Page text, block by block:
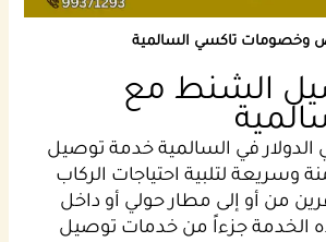
وخصومات تاكسي السالمية
الشنط مع
في السالمية خدمة توصيل
وسريعة لتلبية احتياجات الركاب
من أو إلى مطار حولي أو داخل
الخدمة جزءاً من خدمات توصيل